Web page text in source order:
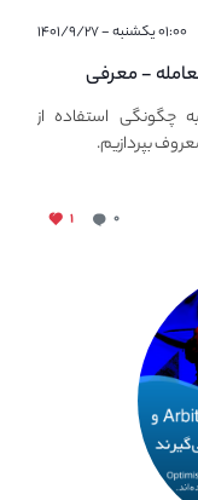
۰۱:۰۰ یکشنبه - ۱۴۰۱/۹/۲۷
- معرفی
چگونگی استفاده از
بپردازیم.
۰ ۱